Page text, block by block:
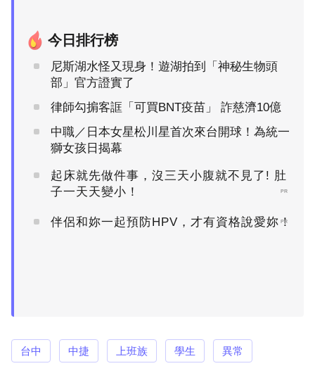
今日排行榜
尼斯湖水怪又現身！遊湖拍到「神秘生物頭
部」官方證實了
律師勾掮客誆「可買BNT疫苗」 詐慈濟10億
中職／日本女星松川星首次來台開球！為統一
獅女孩日揭幕
起床就先做件事，沒三天小腹就不見了! 肚
子一天天變小！
PR
伴侶和妳一起預防HPV，才有資格說愛妳！
PR
台中 中捷 上班族 學生 異常